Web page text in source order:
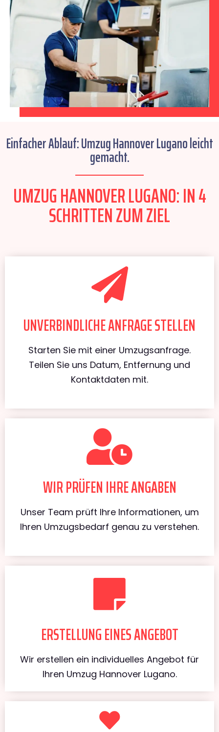
Einfacher Ablauf: Umzug Hannover Lugano leicht
gemacht.
UMZUG HANNOVER LUGANO: IN 4
SCHRITTEN ZUM ZIEL
UNVERBINDLICHE ANFRAGE STELLEN
Starten Sie mit einer Umzugsanfrage.
Teilen Sie uns Datum, Entfernung und
Kontaktdaten mit.
WIR PRÜFEN IHRE ANGABEN
Unser Team prüft Ihre Informationen, um
Ihren Umzugsbedarf genau zu verstehen.
ERSTELLUNG EINES ANGEBOT
Wir erstellen ein individuelles Angebot für
Ihren Umzug Hannover Lugano.